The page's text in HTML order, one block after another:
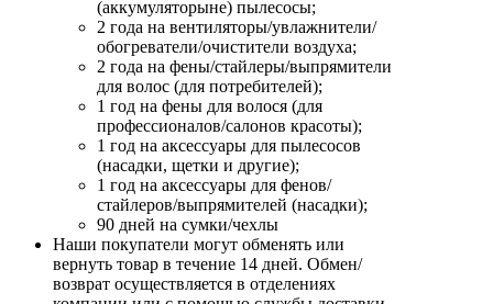
(аккумуляторыне) пылесосы;
2 года на вентиляторы/увлажнители/
обогреватели/очистители воздуха;
2 года на фены/стайлеры/выпрямители
для волос (для потребителей);
1 год на фены для волося (для
профессионалов/салонов красоты);
1 год на аксессуары для пылесосов
(насадки, щетки и другие);
1 год на аксессуары для фенов/
стайлеров/выпрямителей (насадки);
90 дней на сумки/чехлы
Наши покупатели могут обменять или
вернуть товар в течение 14 дней. Обмен/
возврат осуществляется в отделениях